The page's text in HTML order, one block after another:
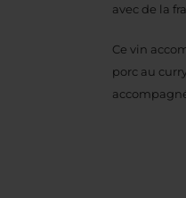
avec de la
Ce vin
porc au